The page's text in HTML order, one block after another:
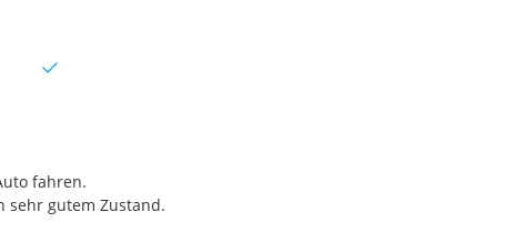
fahren.
sehr gutem Zustand.